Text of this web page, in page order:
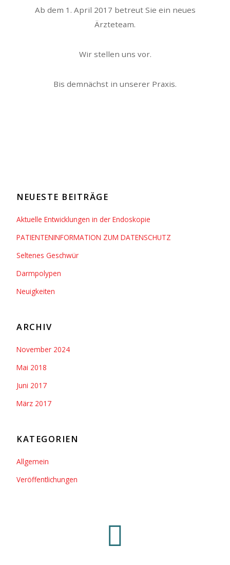
Ab dem 1. April 2017 betreut Sie ein neues
Ärzteteam.
Wir stellen uns vor.
Bis demnächst in unserer Praxis.
NEUESTE BEITRÄGE
Aktuelle Entwicklungen in der Endoskopie
PATIENTENINFORMATION ZUM DATENSCHUTZ
Seltenes Geschwür
Darmpolypen
Neuigkeiten
ARCHIV
November 2024
Mai 2018
Juni 2017
März 2017
KATEGORIEN
Allgemein
Veröffentlichungen